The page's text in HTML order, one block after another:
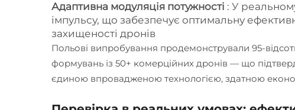
Адаптивна модуляція потужності : У
імпульсу, що забезпечує оптимальну
захищеності дронів
Польові випробування продемонстрували 95-
формувань із 50+ комерційних дронів — що
єдиною впровадженою технологією, здатною